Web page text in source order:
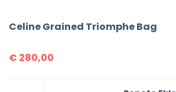
Celine Grained Triomphe Bag
€ 280,00